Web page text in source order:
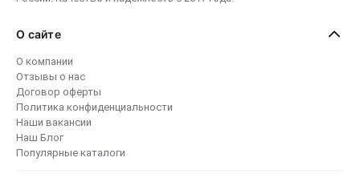
О сайте
О компании
Отзывы о нас
Договор оферты
Политика конфиденциальности
Наши вакансии
Наш Блог
Популярные каталоги